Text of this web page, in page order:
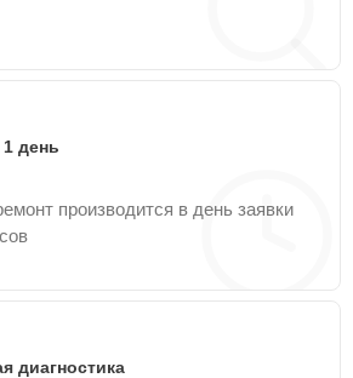
день
производится в день заявки
диагностика